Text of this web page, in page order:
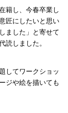
籍し、今春卒業し
匠にしたいと思い
ました」と寄せて
読しました。
してワークショッ
ジや絵を描いても